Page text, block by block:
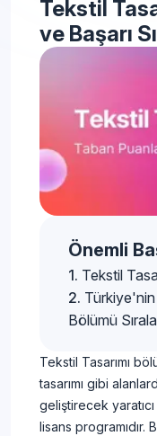
Tekstil
ve Başarı
Önemli
Tekstil
Türkiye'nin
Bölümü
Tekstil Tasarımı
tasarımı gibi
geliştirecek yaratıcı
lisans